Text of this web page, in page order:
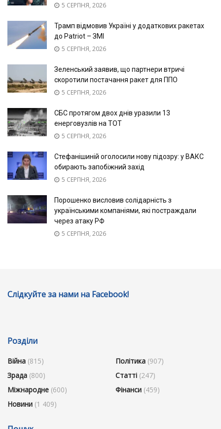
5 СЕРПНЯ, 2026
Трамп відмовив Україні у додаткових ракетах
до Patriot – ЗМІ
5 СЕРПНЯ, 2026
Зеленський заявив, що партнери втричі
скоротили постачання ракет для ППО
5 СЕРПНЯ, 2026
СБС протягом двох днів уразили 13
енерговузлів на ТОТ
5 СЕРПНЯ, 2026
Стефанішиній оголосили нову підозру: у ВАКС
обирають запобіжний захід
5 СЕРПНЯ, 2026
Порошенко висловив солідарність з
українськими компаніями, які постраждали
через атаку РФ
5 СЕРПНЯ, 2026
Слідкуйте за нами на Facebook!
Розділи
Війна (815)
Зрада (800)
Міжнародне (600)
Новини (1 409)
Політика (907)
Статті (247)
Фінанси (459)